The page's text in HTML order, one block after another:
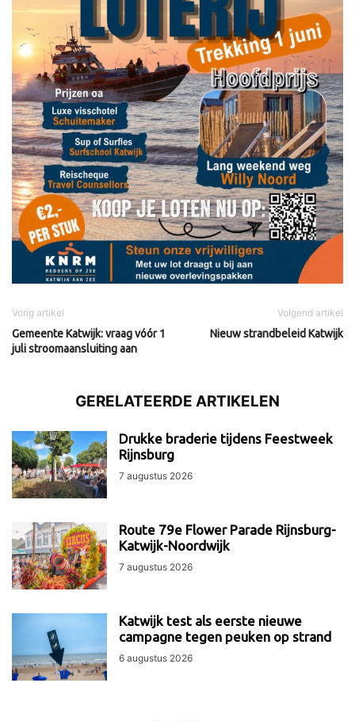
Vorig artikel
Gemeente Katwijk: vraag vóór 1
juli stroomaansluiting aan
Volgend artikel
Nieuw strandbeleid Katwijk
GERELATEERDE ARTIKELEN
Drukke braderie tijdens Feestweek
Rijnsburg
7 augustus 2026
Route 79e Flower Parade Rijnsburg-
Katwijk-Noordwijk
7 augustus 2026
Katwijk test als eerste nieuwe
campagne tegen peuken op strand
6 augustus 2026